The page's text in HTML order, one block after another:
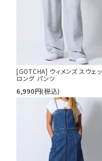
tune
[GOTCHA] ウィメンズ スウェッ
ロング パンツ
6,990円(税込)